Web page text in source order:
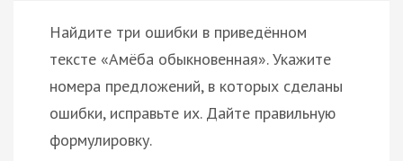
Найдите три ошибки в приведённом
тексте «Амёба обыкновенная». Укажите
номера предложений, в которых сделаны
ошибки, исправьте их. Дайте правильную
формулировку.